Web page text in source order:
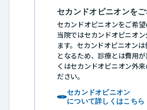
セカンドオピニオンを
セカンドオピニオンをご希
当院ではセカンドオピニオ
ます。セカンドオピニオン
となるため、診療とは費用
くはセカンドオピニオン外
ださい。
セカンドオピニオン
について詳しくはこちら